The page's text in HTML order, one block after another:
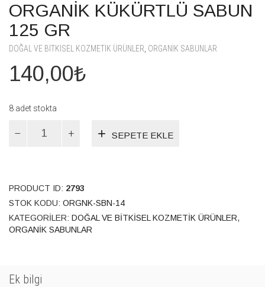
ORGANİK KÜKÜRTLÜ SABUN
125 GR
DOĞAL VE BITKISEL KOZMETIK ÜRÜNLER ORGANIK SABUNLAR
140,00₺
8 adet stokta
KÜKÜRTLÜ
adet
SEPETE EKLE
PRODUCT ID: 2793
STOK KODU: ORGNK-SBN-14
KATEGORILER: DOĞAL VE BITKISEL KOZMETIK ÜRÜNLER,
ORGANIK SABUNLAR
Ek bilgi